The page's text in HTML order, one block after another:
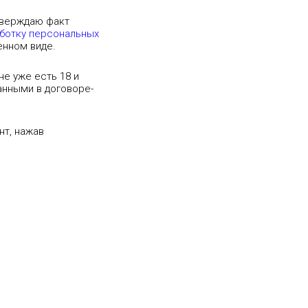
факт
персональных
виде.
уже есть 18 и
в договоре-
нажав